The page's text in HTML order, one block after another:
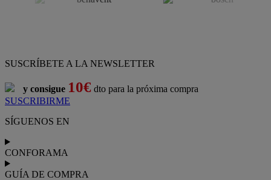
SUSCRÍBETE A LA NEWSLETTER
y consigue 10€ dto para la próxima compra
SUSCRIBIRME
SÍGUENOS EN
CONFORAMA
GUÍA DE COMPRA